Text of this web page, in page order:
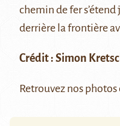
chemin de fer
derrière la frontière
Crédit : Simon
Retrouvez nos